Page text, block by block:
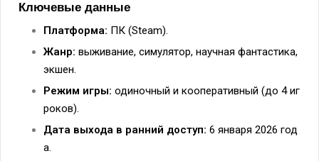
Ключевые данные
Платформа: ПК (Steam).
Жанр: выживание, симулятор, научная фантастика,
экшен.
Режим игры: одиночный и кооперативный (до 4иг
роков).
Дата выхода в ранний доступ: 6 января 2026 год
а.